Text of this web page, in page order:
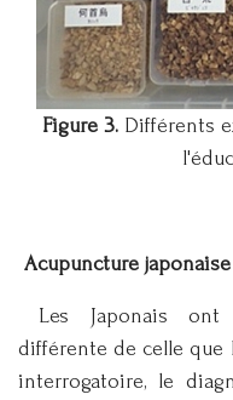
Figure 3.Différents
Acupuncture japonaise
Les Japonais ont
différente de celle que
interrogatoire, le